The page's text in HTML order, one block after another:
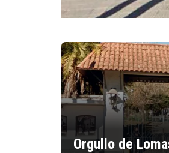
Orgullo de